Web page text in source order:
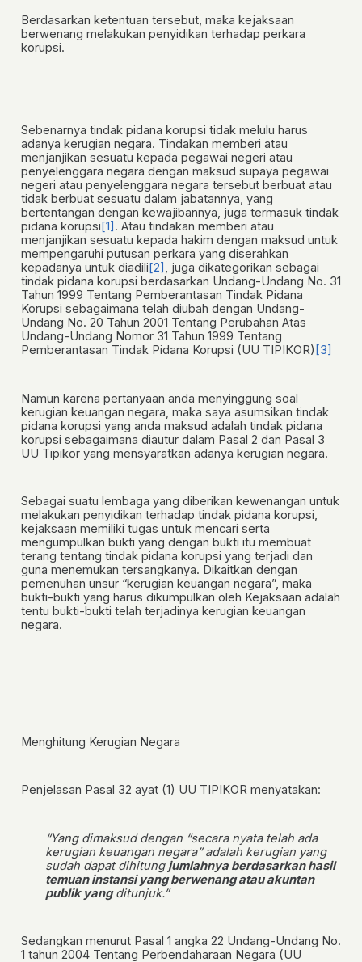
Berdasarkan ketentuan tersebut, maka kejaksaan
berwenang melakukan penyidikan terhadap perkara
korupsi.
Sebenarnya tindak pidana korupsi tidak melulu harus
adanya kerugian negara. Tindakan memberi atau
menjanjikan sesuatu kepada pegawai negeri atau
penyelenggara negara dengan maksud supaya pegawai
negeri atau penyelenggara negara tersebut berbuat atau
tidak berbuat sesuatu dalam jabatannya, yang
bertentangan dengan kewajibannya, juga termasuk tindak
pidana korupsi[1] . Atau tindakan memberi atau
menjanjikan sesuatu kepada hakim dengan maksud untuk
mempengaruhi putusan perkara yang diserahkan
kepadanya untuk diadili[2] , juga dikategorikan sebagai
tindak pidana korupsi berdasarkan Undang-Undang No. 31
Tahun 1999 Tentang Pemberantasan Tindak Pidana
Korupsi sebagaimana telah diubah dengan Undang-
Undang No. 20 Tahun 2001 Tentang Perubahan Atas
Undang-Undang Nomor 31 Tahun 1999 Tentang
Pemberantasan Tindak Pidana Korupsi (UU TIPIKOR) [3]
Namun karena pertanyaan anda menyinggung soal
kerugian keuangan negara, maka saya asumsikan tindak
pidana korupsi yang anda maksud adalah tindak pidana
korupsi sebagaimana diautur dalam Pasal 2 dan Pasal 3
UU Tipikor yang mensyaratkan adanya kerugian negara.
Sebagai suatu lembaga yang diberikan kewenangan untuk
melakukan penyidikan terhadap tindak pidana korupsi,
kejaksaan memiliki tugas untuk mencari serta
mengumpulkan bukti yang dengan bukti itu membuat
terang tentang tindak pidana korupsi yang terjadi dan
guna menemukan tersangkanya. Dikaitkan dengan
pemenuhan unsur “kerugian keuangan negara”, maka
bukti-bukti yang harus dikumpulkan oleh Kejaksaan adalah
tentu bukti-bukti telah terjadinya kerugian keuangan
negara.
Menghitung Kerugian Negara
Penjelasan Pasal 32 ayat (1) UU TIPIKOR menyatakan:
“Yang dimaksud dengan “secara nyata telah ada
kerugian keuangan negara” adalah kerugian yang
sudah dapat dihitung jumlahnya berdasarkan hasil
temuan instansi yang berwenang atau akuntan
publik yang ditunjuk.”
Sedangkan menurut Pasal 1 angka 22 Undang-Undang No.
1 tahun 2004 Tentang Perbendaharaan Negara (UU